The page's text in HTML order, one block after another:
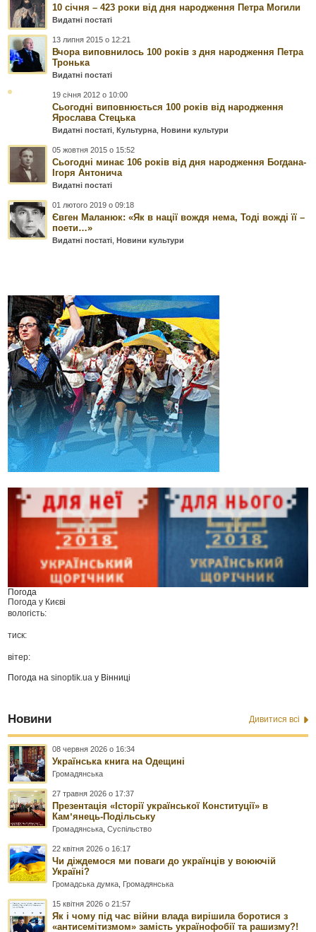
10 січня – 423 роки від дня народження Петра Могили
Видатні постаті
13 липня 2015 о 12:21
Вчора виповнилось 100 років з дня народження Петра
Тронька
Видатні постаті
19 січня 2012 о 10:00
Сьогодні виповнюється 100 років від народження
Ярослава Стецька
Видатні постаті ,Культурна ,Новини культури
05 жовтня 2015 о 15:52
Сьогодні минає 106 років від дня народження Богдана-
Ігоря Антонича
Видатні постаті
01 лютого 2019 о 09:18
Євген Маланюк: «Як в нації вождя нема, Тоді вожді її –
поети…»
Видатні постаті ,Новини культури
Погода
Погода у Києві
вологість:
тиск:
вітер:
Погода наsinoptik.ua у Вінниці
Новини Дивитися всі
08 червня 2026 о 16:34
Українська книга на Одещині
Громадянська
27 травня 2026 о 17:37
Презентація «Історії української Конституції» в
Камʼянець-Подільську
Громадянська ,Суспільство
22 квітня 2026 о 16:17
Чи діждемося ми поваги до українців у воюючій
Україні?
Громадська думка Громадянська
15 квітня 2026 о 21:57
Як і чому під час війни влада вирішила боротися з
«антисемітизмом» замість українофобії та рашизму?!